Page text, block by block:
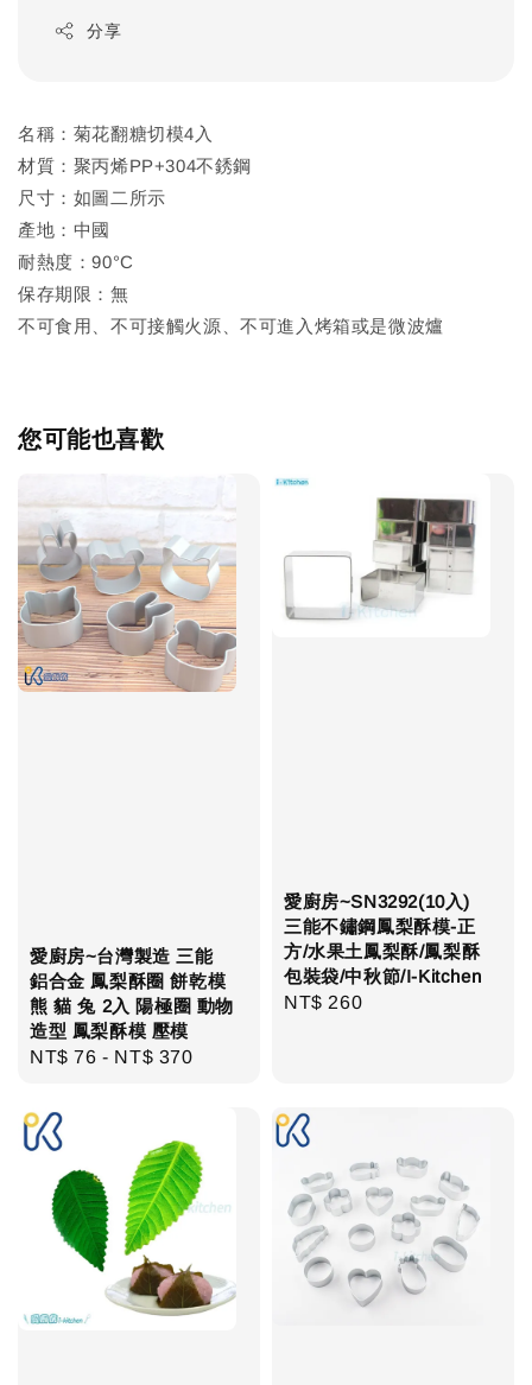
分享
名稱：菊花翻糖切模4入
材質：聚丙烯PP+304不銹鋼
尺寸：如圖二所示
產地：中國
耐熱度：90°C
保存期限：無
不可食用、不可接觸火源、不可進入烤箱或是微波爐
您可能也喜歡
愛廚房~台灣製造 三能
鋁合金 鳳梨酥圈 餅乾模
熊 貓 兔 2入 陽極圈 動物
造型 鳳梨酥模 壓模
Regular
NT$ 76 - NT$ 370
愛廚房~SN3292(10入)
三能不鏽鋼鳳梨酥模-正
方/水果土鳳梨酥/鳳梨酥
包裝袋/中秋節/I-Kitchen
Regular
NT$ 260